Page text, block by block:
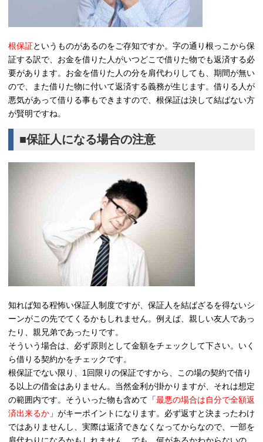
根保証というものがあるのをご存知ですか。字の通り根っこから保
証する訳で、お金を借りた人がいつどこで借りた物でも返済する必
要があります。お金を借りた人の分を肩代わりしても、期間が無い
ので、また借りた物に付いて返済する義務が生じます。借りる人が
悪気があって借りる事もできますので、根保証は決して結ばない方
が賢明ですね。
■保証人になる場合の注意
知れば知る程怖い保証人制度ですが、保証人を結ばざるを得ないシ
ーンがこの先でてくるかもしれません。例えば、親しい友人であっ
たり、親兄弟であったりです。
そういう場合は、必ず原則として金額をチェックして下さい。いく
ら借りる契約かをチェックです。
根保証でない限り、1回限りの保証ですから、この場の契約で借り
る以上の借金はありません。当然金利が掛かりますが、それは想定
の範囲内です。そういった物も含めて「最悪の場合は自分で全額返
済出来るか 」がキーポイントになります。必ず返すと決まったわけ
ではありませんし、実際は返済できなくなってからなので、一部を